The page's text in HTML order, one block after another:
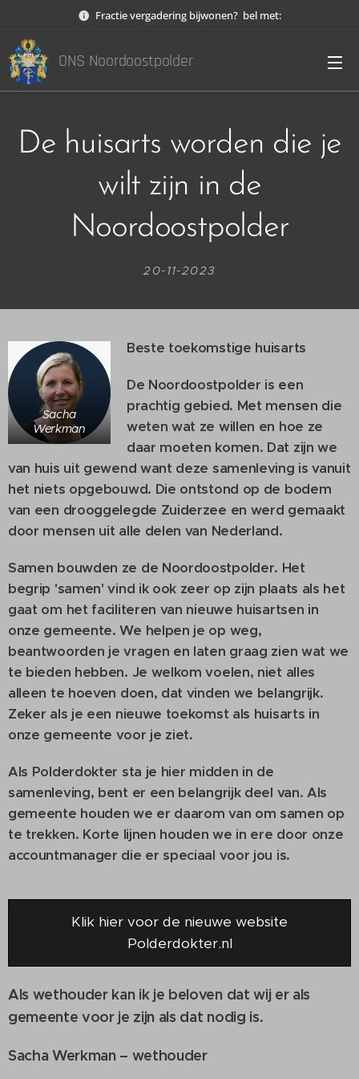
Fractie vergadering bijwonen? bel met:
ONS Noordoostpolder
De huisarts worden die je
wilt zijn in de
Noordoostpolder
20-11-2023
Sacha
Werkman
Beste toekomstige huisarts
De Noordoostpolder is een
prachtig gebied. Met mensen die
weten wat ze willen en hoe ze
daar moeten komen. Dat zijn we
van huis uit gewend want deze samenleving is vanuit
het niets opgebouwd. Die ontstond op de bodem
van een drooggelegde Zuiderzee en werd gemaakt
door mensen uit alle delen van Nederland.
Samen bouwden ze de Noordoostpolder. Het
begrip 'samen' vind ik ook zeer op zijn plaats als het
gaat om het faciliteren van nieuwe huisartsen in
onze gemeente. We helpen je op weg,
beantwoorden je vragen en laten graag zien wat we
te bieden hebben. Je welkom voelen, niet alles
alleen te hoeven doen, dat vinden we belangrijk.
Zeker als je een nieuwe toekomst als huisarts in
onze gemeente voor je ziet.
Als Polderdokter sta je hier midden in de
samenleving, bent er een belangrijk deel van. Als
gemeente houden we er daarom van om samen op
te trekken. Korte lijnen houden we in ere door onze
accountmanager die er speciaal voor jou is.
Klik hier voor de nieuwe website
Polderdokter.nl
Als wethouder kan ik je beloven dat wij er als
gemeente voor je zijn als dat nodig is.
Sacha Werkman – wethouder